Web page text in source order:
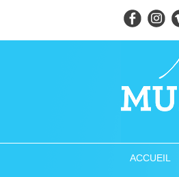
ACCUEIL